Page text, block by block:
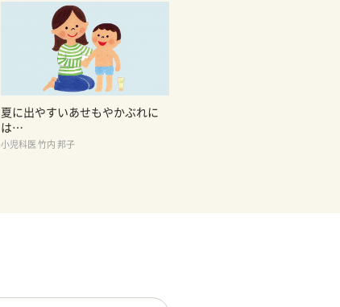
夏に出やすいあせもやかぶれに
は…
小児科医 竹内 邦子